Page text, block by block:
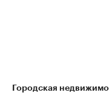
Городская